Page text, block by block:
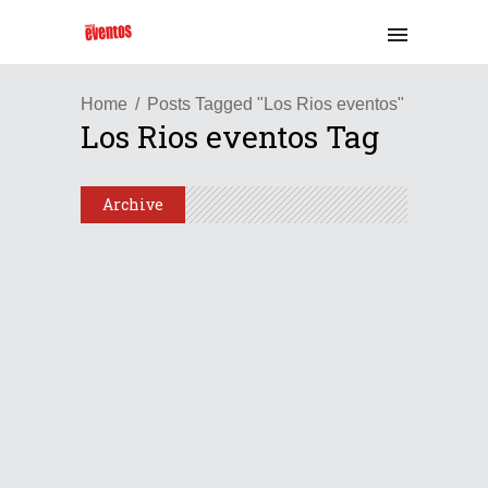
Home Posts Tagged "Los Rios eventos"
Los Rios eventos Tag
Archive